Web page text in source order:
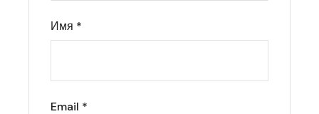
Имя *
Email *